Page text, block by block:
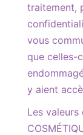
traitement,
vous
que celles-
y aient
Les valeurs